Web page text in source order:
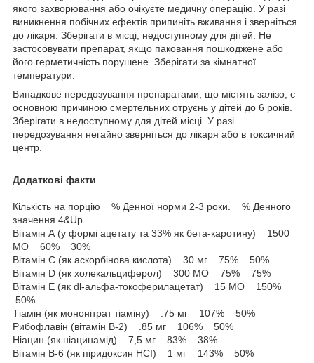
якого захворювання або очікуєте медичну операцію. У разі
виникнення побічних ефектів припиніть вживання і зверніться
до лікаря. Зберігати в місці, недоступному для дітей. Не
застосовувати препарат, якщо паковання пошкоджене або
його герметичність порушене. Зберігати за кімнатної
температури.
Випадкове передозування препаратами, що містять залізо, є
основною причиною смертельних отруєнь у дітей до 6 років.
Зберігати в недоступному для дітей місці. У разі
передозування негайно зверніться до лікаря або в токсичний
центр.
Додаткові факти
Кількість на порцію % Денної норми 2-3 роки. % Денного
значення 4&Up
Вітамін А (у формі ацетату та 33% як бета-каротину) 1500
МО 60% 30%
Вітамін C (як аскорбінова кислота) 30 мг 75% 50%
Вітамін D (як холекальциферол) 300 МО 75% 75%
Вітамін Е (як dl-альфа-токоферилацетат) 15 МО 150%
50%
Тіамін (як мононітрат тіаміну) .75 мг 107% 50%
Рибофлавін (вітамін B-2) .85 мг 106% 50%
Ніацин (як ніацинамід) 7,5 мг 83% 38%
Вітамін В-6 (як піридоксин HCI) 1 мг 143% 50%